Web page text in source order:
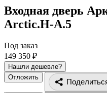
Входная дверь
Arctic.H-A.5
Под заказ
149 350 ₽
Нашли дешевле?
Отложить